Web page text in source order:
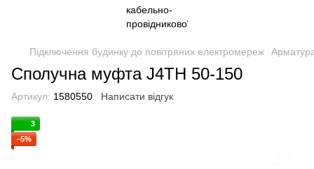
Підключення будинку до повітряних електромереж
Сполучна муфта J4TH 50-150
Артикул: 1580550 Написати відгук
3
−5%